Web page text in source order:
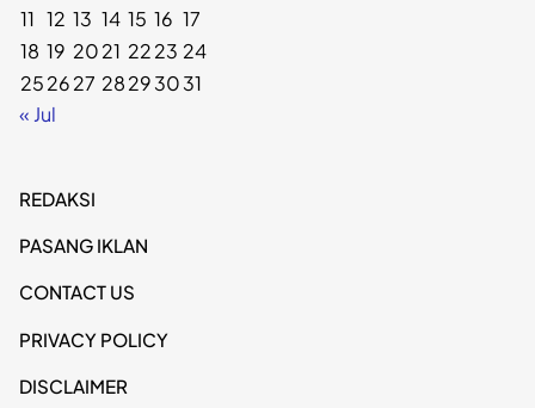
11 12 13 14 15 16 17
18 19 2021 2223 24
252627 28293031
« Jul
REDAKSI
PASANG IKLAN
CONTACT US
PRIVACY POLICY
DISCLAIMER